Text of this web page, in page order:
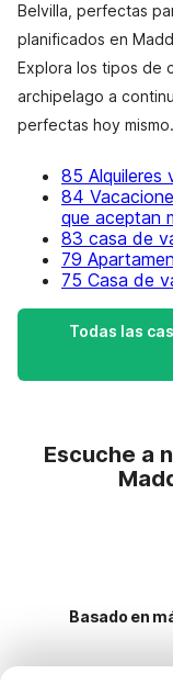
Belvilla, perfectas
planificados en
Explora los tipos de
archipelago a
perfectas hoy mismo.
85 Alquileres
84
que aceptan
83 casa de
79
75 Casa de
Todas las
Escuche a
Basado en